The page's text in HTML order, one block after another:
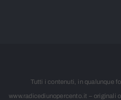
Tutti i contenuti, in qualunque
www.radicediunopercento.it – originali